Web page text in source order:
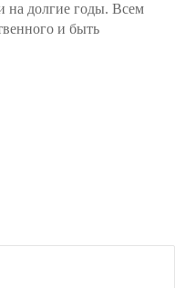
на долгие годы. Всем
и быть